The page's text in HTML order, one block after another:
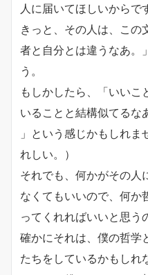
人に届いてほしいからで
きっと、その人は、この
者と自分とは違うなあ。
う。
もしかしたら、「いいこ
いることと結構似てるな
」という感じかもしれま
れしい。）
それでも、何かがその人
なくてもいいので、 何か
ってくれればいいと思う
確かにそれは、僕の哲学
たちをしているかもしれ